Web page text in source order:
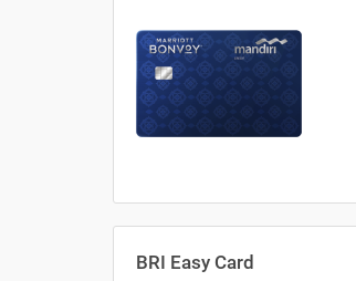
BRI Easy Card